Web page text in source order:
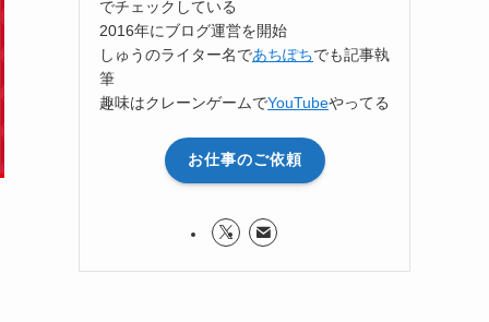
でチェックしている
2016年にブログ運営を開始
しゅうのライター名であちぽちでも記事執
筆
趣味はクレーンゲームでYouTubeやってる
お仕事のご依頼